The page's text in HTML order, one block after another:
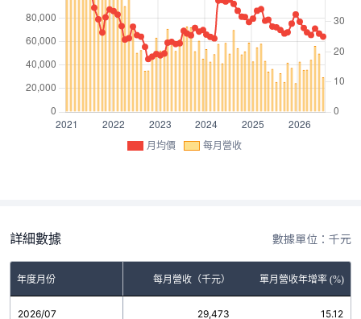
月均價 每月營收
詳細數據 數據單位：千元
年度月份 每月營收（千元） 單月營收年增率 (%)
2026/07 29,473 15.12